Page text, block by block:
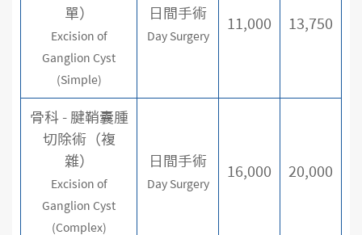
單）
Excision of
Ganglion Cyst
(Simple)
日間手術
Day Surgery
11,000 13,750
骨科 - 腱鞘囊腫
切除術（複
雜）
Excision of
Ganglion Cyst
(Complex)
日間手術
Day Surgery
16,000 20,000